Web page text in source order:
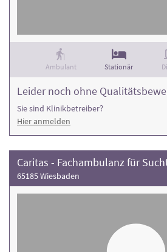
Ambulant Stationär
Leider noch ohne
Sie sind Klinikbetreiber?
Hier anmelden
Caritas - Fachambulanz für
65185 Wiesbaden